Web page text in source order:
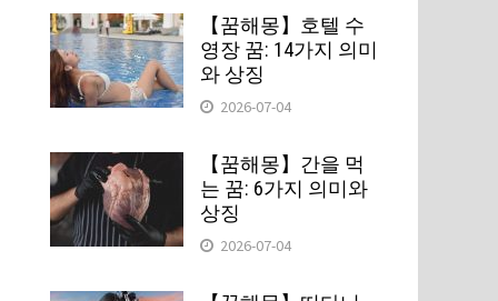
【꿈해몽】호텔 수
영장 꿈: 14가지 의미
와 상징
2026-07-04
【꿈해몽】간을 먹
는 꿈: 6가지 의미와
상징
2026-07-04